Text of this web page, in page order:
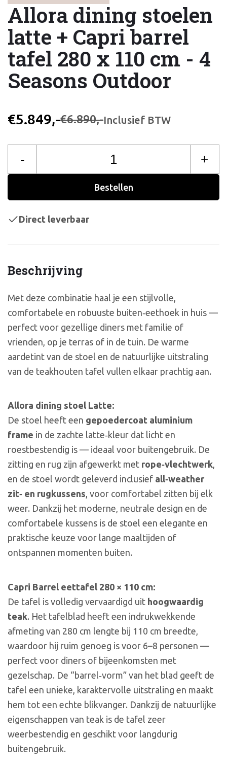
Allora dining stoelen
latte + Capri barrel
tafel 280 x 110 cm - 4
Seasons Outdoor
€5.849,-€6.890,-Inclusief BTW
Beschrijving
Met deze combinatie haal je een stijlvolle,
comfortabele en robuuste buiten‑eethoek in huis —
perfect voor gezellige diners met familie of
vrienden, op je terras of in de tuin. De warme
aardetint van de stoel en de natuurlijke uitstraling
van de teakhouten tafel vullen elkaar prachtig aan.
Allora dining stoel Latte:
De stoel heeft een gepoedercoat aluminium
frame in de zachte latte‑kleur dat licht en
roestbestendig is — ideaal voor buitengebruik. De
zitting en rug zijn afgewerkt met rope‑vlechtwerk,
en de stoel wordt geleverd inclusief all‑weather
zit‑ en rugkussens, voor comfortabel zitten bij elk
weer. Dankzij het moderne, neutrale design en de
comfortabele kussens is de stoel een elegante en
praktische keuze voor lange maaltijden of
ontspannen momenten buiten.
Capri Barrel eettafel 280 × 110 cm:
De tafel is volledig vervaardigd uit hoogwaardig
teak. Het tafelblad heeft een indrukwekkende
afmeting van 280 cm lengte bij 110 cm breedte,
waardoor hij ruim genoeg is voor 6–8 personen —
perfect voor diners of bijeenkomsten met
gezelschap. De “barrel‑vorm” van het blad geeft de
tafel een unieke, karaktervolle uitstraling en maakt
hem tot een echte blikvanger. Dankzij de natuurlijke
eigenschappen van teak is de tafel zeer
weerbestendig en geschikt voor langdurig
buitengebruik.
- +
Bestellen
Direct leverbaar